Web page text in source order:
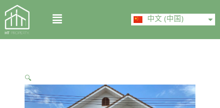
Skip
to
content
Menu 中文 (中国)
English
🔍